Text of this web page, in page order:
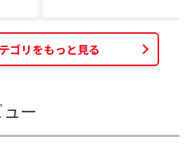
ゴリをもっと見る
ー